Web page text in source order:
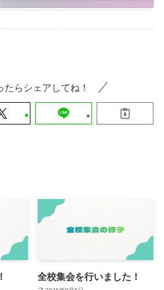
たらシェアしてね！
全校集会を行いました！